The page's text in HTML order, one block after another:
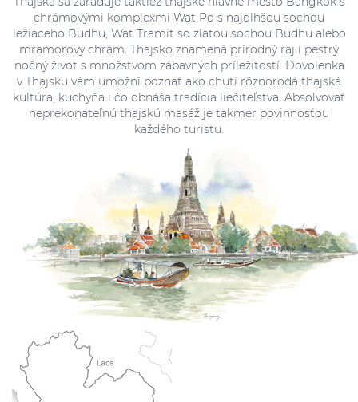
chrámovými komplexmi Wat Po s najdlhšou sochou
ležiaceho Budhu, Wat Tramit so zlatou sochou Budhu alebo
mramorový chrám. Thajsko znamená prírodný raj i pestrý
nočný život s množstvom zábavných príležitostí. Dovolenka
v Thajsku vám umožní poznať ako chutí rôznorodá thajská
kultúra, kuchyňa i čo obnáša tradícia liečiteľstva. Absolvovať
neprekonateľnú thajskú masáž je takmer povinnosťou
každého turistu.